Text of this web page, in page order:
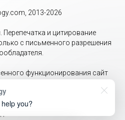
2013-2026
и цитирование
с письменного разрешения
функционирования сайт
пользователей (cookie, данные
Оставаясь на данном сайте
на обработку перечисленных
you?